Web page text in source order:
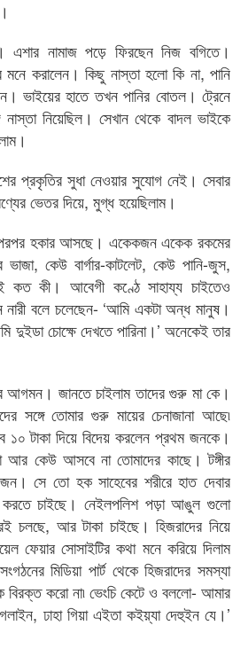
এশার নামাজ পড়ে ফিরছেন নিজ বগিতে।
করালেন। কিছু নাস্তা হলো কি না, পানি
ভাইয়ের হাতে তখন পানির বোতল। ট্রেনে
নিয়েছিল। সেখান থেকে বাদল ভাইকে
প্রকৃতির সুধা নেওয়ার সুযোগ নেই। সেবার
ভেতর দিয়ে, মুগ্ধ হয়েছিলাম।
হকার আসছে। একেকজন একেক রকমের
কেউ বার্গার-কাটলেট, কেউ পানি-জুস,
কত কী। আবেগী কণ্ঠে সাহায্য চাইতেও
বলে চলেছেন- ‘আমি একটা অন্ধ মানুষ।
চোক্ষে দেখতে পারিনা।’ অনেকেই তার
আগমন। জানতে চাইলাম তাদের গুরু মা কে।
সঙ্গে তোমার গুরু মায়ের চেনাজানা আছে৷
টাকা দিয়ে বিদেয় করলেন প্রথম জনকে।
আর কেউ আসবে না তোমাদের কাছে। টঙ্গীর
সে তো হক সাহেবের শরীরে হাত দেবার
করতে চাইছে। নেইলপলিশ পড়া আঙুল গুলো
চলছে, আর টাকা চাইছে। হিজরাদের নিয়ে
ফেয়ার সোসাইটির কথা মনে করিয়ে দিলাম
মিডিয়া পার্ট থেকে হিজরাদের সমস্যা
করো না৷ ভেংচি কেটে ও বললো- আমার
ঢাহা গিয়া এইতা কইয়্যা দেহুইন যে।’